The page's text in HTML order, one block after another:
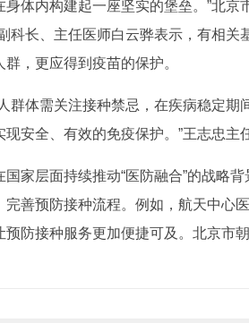
身体内构建起一座坚实的堡垒。”北
科长、主任医师白云骅表示，有相
，更应得到疫苗的保护。
体需关注接种禁忌，在疾病稳定期
现安全、有效的免疫保护。”王志忠主
层面持续推动“医防融合”的战略背
完善预防接种流程。例如，航天中心
预防接种服务更加便捷可及。北京市